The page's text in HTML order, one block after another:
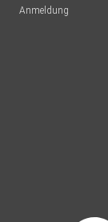
Anmeldung